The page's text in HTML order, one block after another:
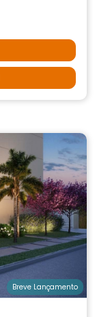
Breve Lançamento